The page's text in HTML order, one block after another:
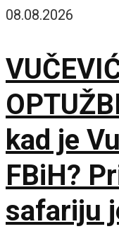
08.08.2026
kad je
FBiH?
safariju